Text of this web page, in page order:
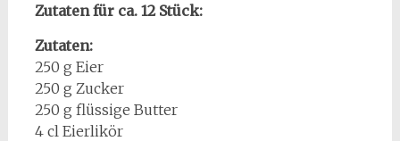
Zutaten für ca. 12 Stück:
Zutaten:
250 g Eier
250 g Zucker
250 g flüssige Butter
4 cl Eierlikör